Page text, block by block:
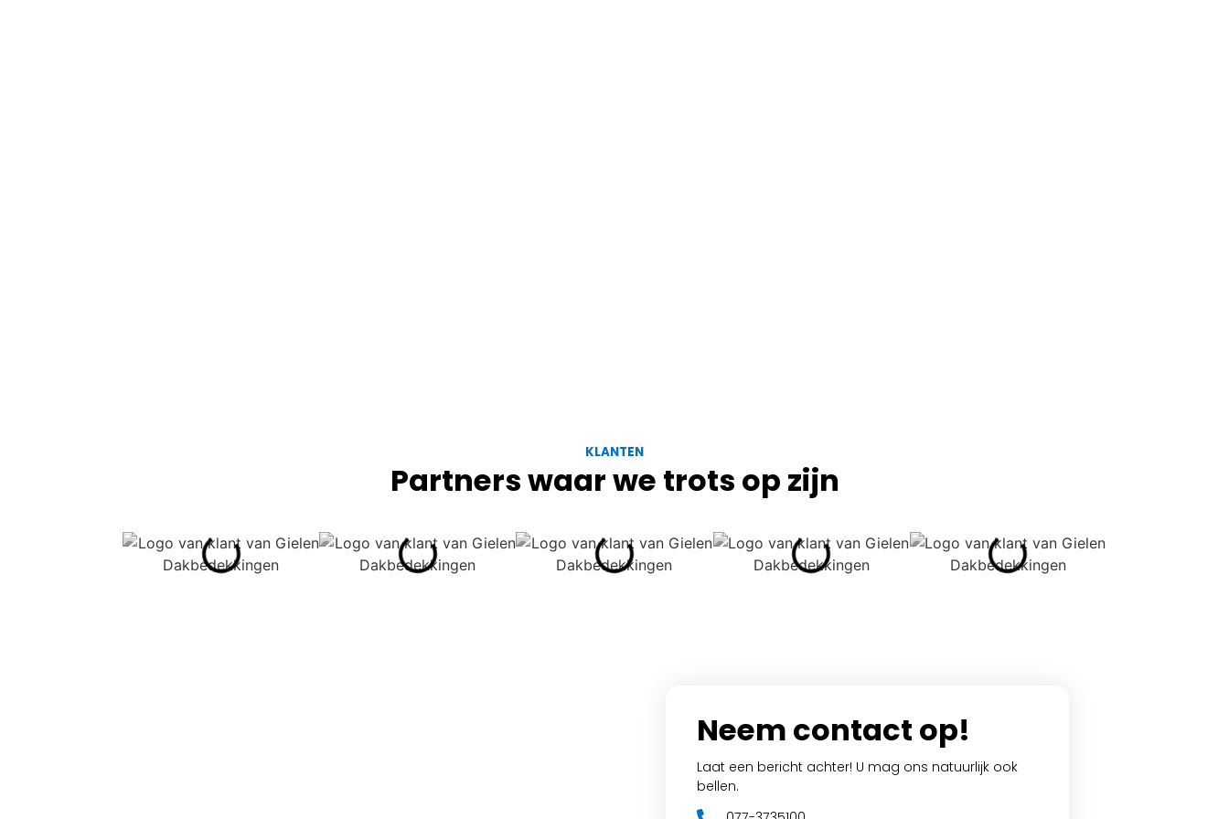
KLANTEN
Partners waar we trots op zijn
Neem contact op!
Laat een bericht achter! U mag ons natuurlijk ook
bellen.